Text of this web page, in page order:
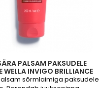
PALSAM PAKSUDELE
WELLA INVIGO BRILLIANCE
VIBRANT COLOR...
sõrmlaimiga paksudele